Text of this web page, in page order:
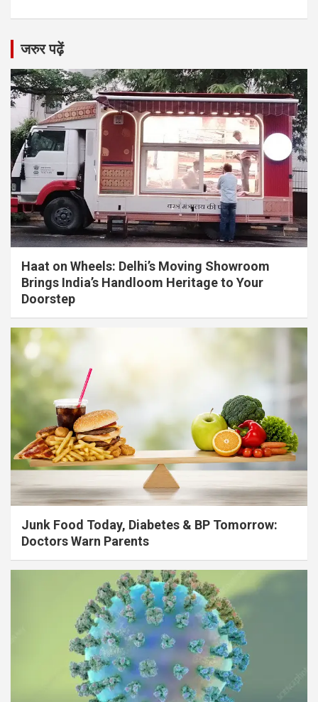
जरुर पढ़ें
Haat on Wheels: Delhi’s Moving Showroom
Brings India’s Handloom Heritage to Your
Doorstep
Junk Food Today, Diabetes & BP Tomorrow:
Doctors Warn Parents